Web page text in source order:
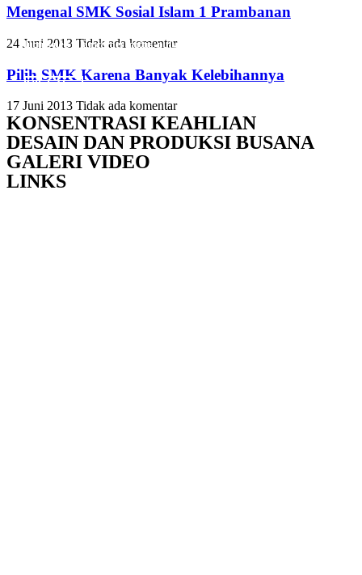
luctus nec ullamcorper mattis, pulvinar dapibus leo.
Click Here
luctus nec ullamcorper mattis, pulvinar dapibus leo.
Click Here
luctus nec ullamcorper mattis, pulvinar dapibus leo.
Click Here
Mengenal SMK Sosial Islam 1 Prambanan
24 Juni 2013 Tidak ada komentar
Pilih SMK Karena Banyak Kelebihannya
17 Juni 2013 Tidak ada komentar
KONSENTRASI KEAHLIAN
DESAIN DAN PRODUKSI BUSANA
GALERI VIDEO
LINKS